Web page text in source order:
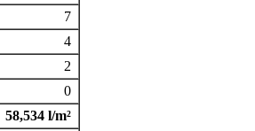
7
4
2
0
58,534 l/m²